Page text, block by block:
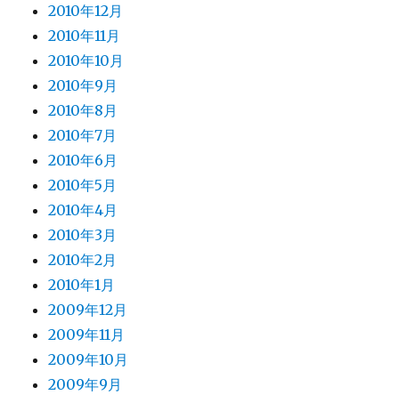
2010年12月
2010年11月
2010年10月
2010年9月
2010年8月
2010年7月
2010年6月
2010年5月
2010年4月
2010年3月
2010年2月
2010年1月
2009年12月
2009年11月
2009年10月
2009年9月